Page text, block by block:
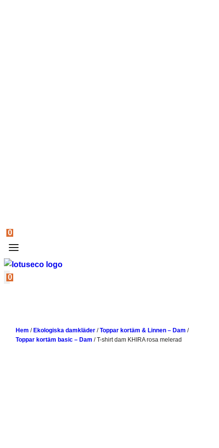
0
0
Hem / Ekologiska damkläder /Toppar kortäm & Linnen – Dam /
Toppar kortäm basic – Dam /T-shirt dam KHIRA rosa melerad